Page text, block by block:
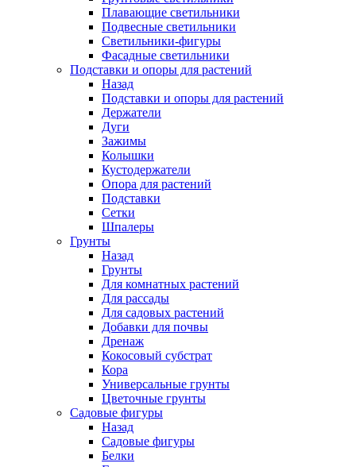
Плавающие светильники
Подвесные светильники
Светильники-фигуры
Фасадные светильники
Подставки и опоры для растений
Назад
Подставки и опоры для растений
Держатели
Дуги
Зажимы
Колышки
Кустодержатели
Опора для растений
Подставки
Сетки
Шпалеры
Грунты
Назад
Грунты
Для комнатных растений
Для рассады
Для садовых растений
Добавки для почвы
Дренаж
Кокосовый субстрат
Кора
Универсальные грунты
Цветочные грунты
Садовые фигуры
Назад
Садовые фигуры
Белки